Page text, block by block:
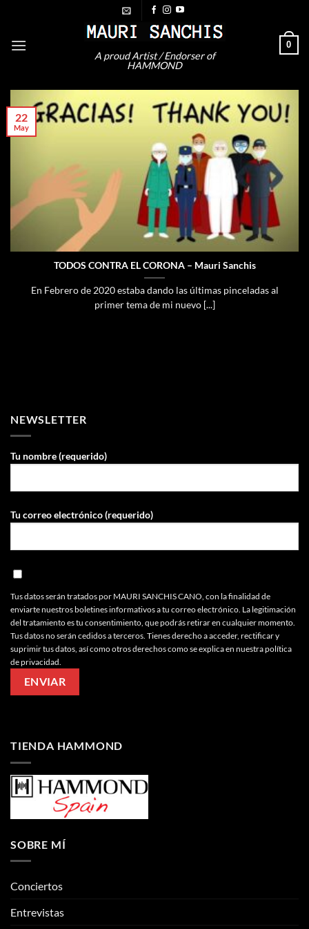
contenido
A proud Artist / Endorser of
HAMMOND
0
TODOS CONTRA EL CORONA – Mauri Sanchis
En Febrero de 2020 estaba dando las últimas pinceladas al
primer tema de mi nuevo [...]
22
May
NEWSLETTER
Tu nombre (requerido)
Tu correo electrónico (requerido)
Tus datos serán tratados por MAURI SANCHIS CANO, con la finalidad de
enviarte nuestros boletines informativos a tu correo electrónico. La legitimación
del tratamiento es tu consentimiento, que podrás retirar en cualquier momento.
Tus datos no serán cedidos a terceros. Tienes derecho a acceder, rectificar y
suprimir tus datos, así como otros derechos como se explica en nuestra política
de privacidad.
TIENDA HAMMOND
SOBRE MÍ
Conciertos
Entrevistas